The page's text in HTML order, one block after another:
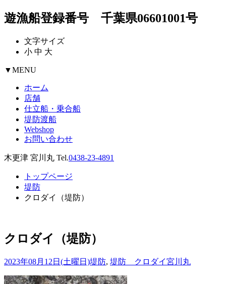
遊漁船登録番号 千葉県06601001号
文字サイズ
小 中 大
▼MENU
ホーム
店舗
仕立船・乗合船
堤防渡船
Webshop
お問い合わせ
木更津 宮川丸 Tel.0438-23-4891
トップページ
堤防
クロダイ（堤防）
クロダイ（堤防）
2023年08月12日(土曜日)堤防, 堤防 クロダイ宮川丸